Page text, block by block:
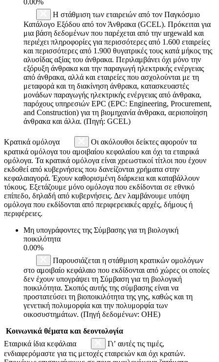
Η στάθμιση των εταιρειών από τον Παγκόσμιο
Κατάλογο Εξόδου από τον Άνθρακα (GCEL). Πρόκειται για
μια βάση δεδομένων που παρέχεται από την urgewald και
περιέχει πληροφορίες για περισσότερες από 1.600 εταιρείες
και περισσότερες από 1.900 θυγατρικές τους κατά μήκος της
αλυσίδας αξίας του άνθρακα. Περιλαμβάνει όχι μόνο την
εξόρυξη άνθρακα και την παραγωγή ηλεκτρικής ενέργειας
από άνθρακα, αλλά και εταιρείες που ασχολούνται με τη
μεταφορά και τη διακίνηση άνθρακα, κατασκευαστές
μονάδων παραγωγής ηλεκτρικής ενέργειας από άνθρακα,
παρόχους υπηρεσιών EPC (EPC: Engineering, Procurement,
and Construction) για τη βιομηχανία άνθρακα, αεριοποίηση
άνθρακα και άλλα. (Πηγή: GCEL)
Κρατικά ομόλογα
Οι ακόλουθοι δείκτες αφορούν τα
κρατικά ομόλογα του αμοιβαίου κεφαλαίου και όχι τα εταιρικά
ομόλογα. Τα κρατικά ομόλογα είναι χρεωστικοί τίτλοι που έχουν
εκδοθεί από κυβερνήσεις που δανείζονται χρήματα στην
κεφαλαιαγορά. Έχουν καθορισμένη διάρκεια και καταβάλλουν
τόκους. Εξετάζουμε μόνο ομόλογα που εκδίδονται σε εθνικό
επίπεδο, δηλαδή από κυβερνήσεις. Δεν λαμβάνουμε υπόψη
ομόλογα που εκδίδονται από περιφερειακές αρχές, δήμους ή
περιφέρειες.
Μη υπογράφοντες της Σύμβασης για τη βιολογική
ποικιλότητα
0.00%
Παρουσιάζεται η στάθμιση κρατικών ομολόγων
στο αμοιβαίο κεφάλαιο που εκδίδονται από χώρες οι οποίες
δεν έχουν υπογράψει τη Σύμβαση για τη βιολογική
ποικιλότητα. Σκοπός αυτής της σύμβασης είναι να
προστατεύσει τη βιοποικιλότητα της γης, καθώς και τη
γενετική πολυμορφία και την πολυμορφία των
οικοσυστημάτων. (Πηγή δεδομένων: ΟΗΕ)
Κοινωνικά θέματα και δεοντολογία
Εταιρικά ίδια κεφάλαια
Γι’ αυτές τις τιμές,
ενδιαφερόμαστε για τις μετοχές εταιρειών και όχι κρατών.